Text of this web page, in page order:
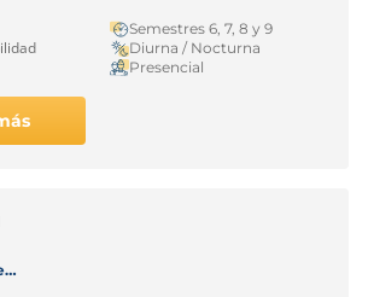
Semestres 6, 7, 8 y 9
Diurna / Nocturna
Presencial